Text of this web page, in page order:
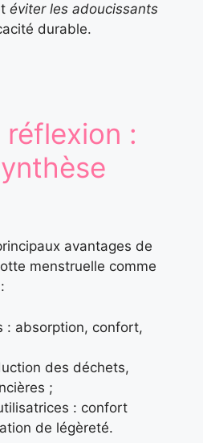
éviter les adoucissants
durable.
réflexion :
avantages de
menstruelle comme
: absorption, confort,
des déchets,
;
: confort
de légèreté.